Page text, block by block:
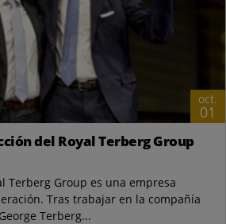
oct.
01
del Royal Terberg Group
Terberg Group es una empresa
Tras trabajar en la compañía
Terberg...